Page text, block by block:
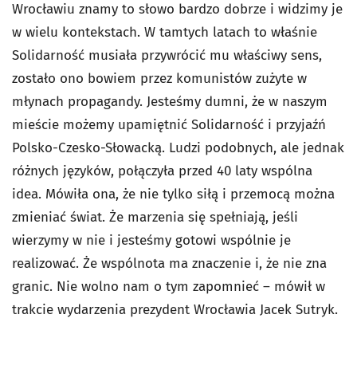
Wrocławiu znamy to słowo bardzo dobrze i widzimy je
w wielu kontekstach. W tamtych latach to właśnie
Solidarność musiała przywrócić mu właściwy sens,
zostało ono bowiem przez komunistów zużyte w
młynach propagandy. Jesteśmy dumni, że w naszym
mieście możemy upamiętnić Solidarność i przyjaźń
Polsko-Czesko-Słowacką. Ludzi podobnych, ale jednak
różnych języków, połączyła przed 40 laty wspólna
idea. Mówiła ona, że nie tylko siłą i przemocą można
zmieniać świat. Że marzenia się spełniają, jeśli
wierzymy w nie i jesteśmy gotowi wspólnie je
realizować. Że wspólnota ma znaczenie i, że nie zna
granic. Nie wolno nam o tym zapomnieć – mówił w
trakcie wydarzenia prezydent Wrocławia Jacek Sutryk.